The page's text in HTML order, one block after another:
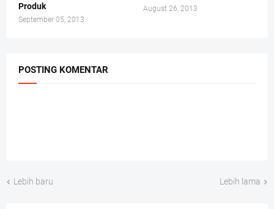
Produk
September 05, 2013
August 26, 2013
POSTING KOMENTAR
Lebih baru Lebih lama